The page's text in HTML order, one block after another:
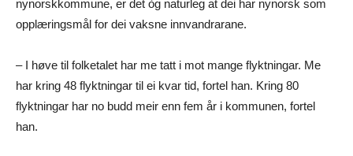
nynorskkommune, er det òg naturleg at dei har nynorsk som
opplæringsmål for dei vaksne innvandrarane.
– I høve til folketalet har me tatt i mot mange flyktningar. Me
har kring 48 flyktningar til ei kvar tid, fortel han. Kring 80
flyktningar har no budd meir enn fem år i kommunen, fortel
han.